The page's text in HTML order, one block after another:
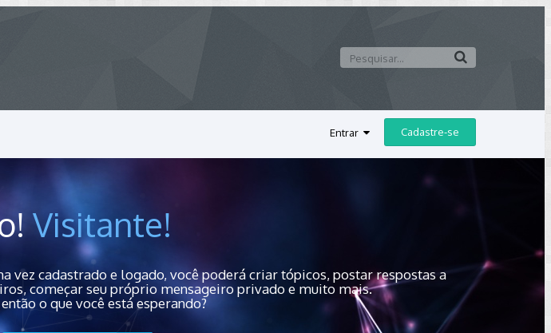
Entrar Cadastre-se
Visitante!
vez cadastrado e logado, você poderá criar tópicos, postar respostas a
começar seu próprio mensageiro privado e muito mais.
o que você está esperando?